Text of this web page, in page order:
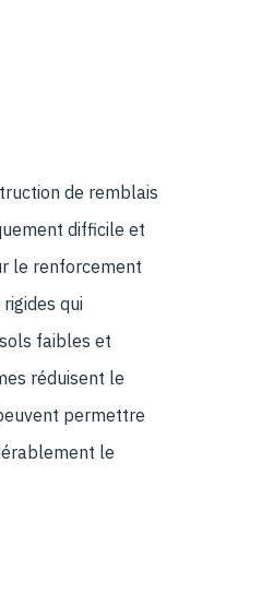
de remblais
difficile et
le renforcement
qui
faibles et
réduisent le
permettre
le